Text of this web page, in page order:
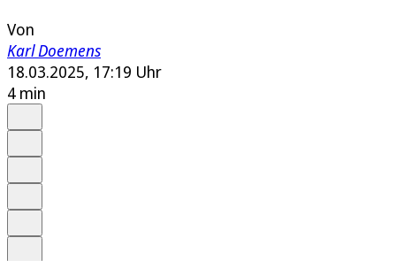
Von
Karl Doemens
18.03.2025, 17:19 Uhr
4 min